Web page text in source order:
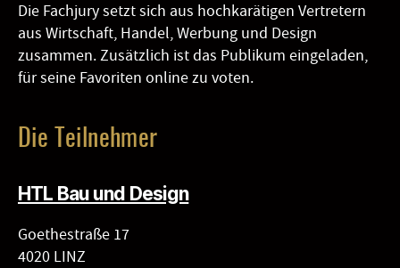
Die Fachjury setzt sich aus hochkarätigen Vertretern
aus Wirtschaft, Handel, Werbung und Design
zusammen. Zusätzlich ist das Publikum eingeladen,
für seine Favoriten online zu voten.
Die Teilnehmer
HTL Bau und Design
Goethestraße 17
4020 LINZ